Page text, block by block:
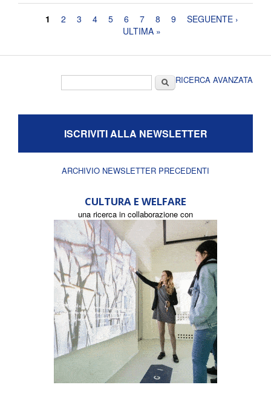
Pagine
1 2 3 4 5 6 7 8 9
SEGUENTE ›
ULTIMA »
CercaRICERCA AVANZATA
ISCRIVITI ALLA NEWSLETTER
ARCHIVIO NEWSLETTER PRECEDENTI
CULTURA E WELFARE
una ricerca in collaborazione con